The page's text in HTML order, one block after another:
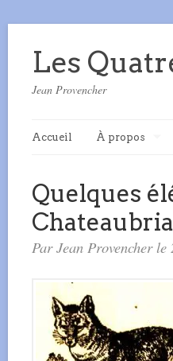
Les
Jean Provencher
Accueil À propos
Quelques
Par Jean Provencher